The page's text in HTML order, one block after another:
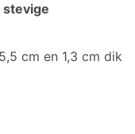
stevige
cm en 1,3 cm dik